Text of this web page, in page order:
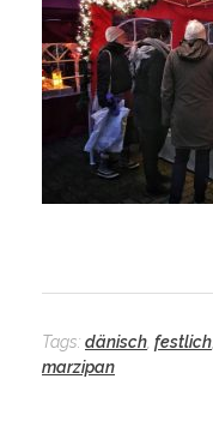
Tags: dänisch festlich
marzipan